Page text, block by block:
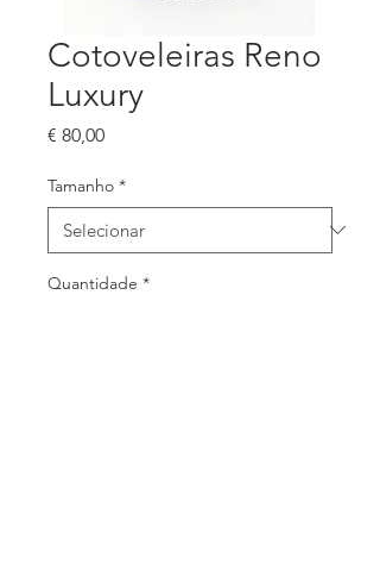
Cotoveleiras Reno
Luxury
€ 80,00Preço
Tamanho *
Quantidade *